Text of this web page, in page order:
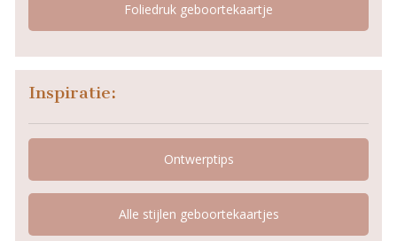
Foliedruk geboortekaartje
Inspiratie:
Ontwerptips
Alle stijlen geboortekaartjes